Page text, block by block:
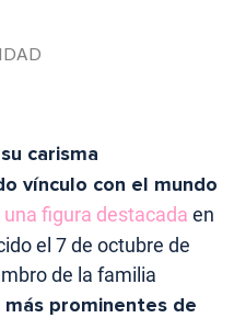
carisma
vínculo con el mundo
una figura destacada en
el 7 de octubre de
de la familia
prominentes de